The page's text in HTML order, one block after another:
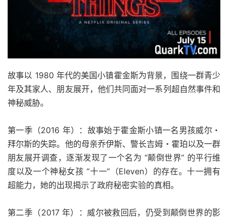
故事以 1980 年代的美国小镇霍金斯为背景，围绕一群青少
年及其家人、朋友展开，他们共同面对一系列超自然事件和
神秘威胁。
第一季（2016 年）：故事始于霍金斯小镇一名男孩威尔・
拜尔斯的失踪。他的母亲乔伊斯、警长吉姆・霍珀以及一群
朋友展开调查，逐渐发现了一个名为 “颠倒世界” 的平行维
度以及一个神秘女孩 “十一”（Eleven）的存在。十一拥有
超能力，她的出现揭示了政府秘密实验的真相。
第二季（2017 年）：威尔被救回后，仍受到颠倒世界的影